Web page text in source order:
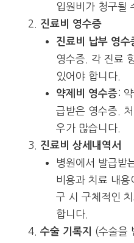
입원비가 청구될
진료비 영수증
진료비 납부 영수
영수증. 각 진료
있어야 합니다.
약제비 영수증:
급받은 영수증.
우가 많습니다.
진료비 상세내역서
병원에서 발급받
비용과 치료 내용
구 시 구체적인
합니다.
수술 기록지
(수술을